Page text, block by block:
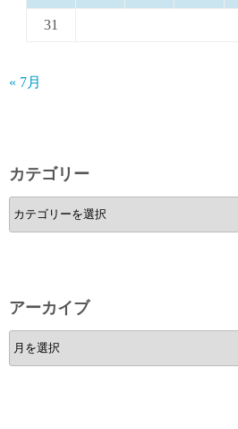
31
« 7月
カテゴリー
カ
テ
ー
アーカイブ
ア
ー